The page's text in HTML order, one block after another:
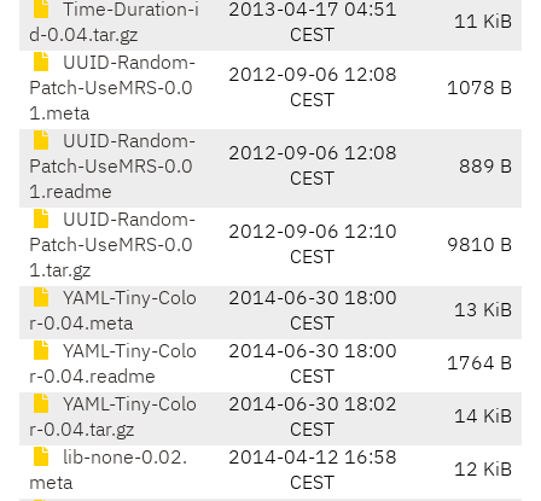
Time-Duration-i
d-0.04.tar.gz
2013-04-17 04:51
CEST
11 KiB
UUID-Random-
Patch-UseMRS-0.0
1.meta
2012-09-06 12:08
CEST
1078 B
UUID-Random-
Patch-UseMRS-0.0
1.readme
2012-09-06 12:08
CEST
889 B
UUID-Random-
Patch-UseMRS-0.0
1.tar.gz
2012-09-06 12:10
CEST
9810 B
YAML-Tiny-Colo
r-0.04.meta
2014-06-30 18:00
CEST
13 KiB
YAML-Tiny-Colo
r-0.04.readme
2014-06-30 18:00
CEST
1764 B
YAML-Tiny-Colo
r-0.04.tar.gz
2014-06-30 18:02
CEST
14 KiB
lib-none-0.02.
meta
2014-04-12 16:58
CEST
12 KiB